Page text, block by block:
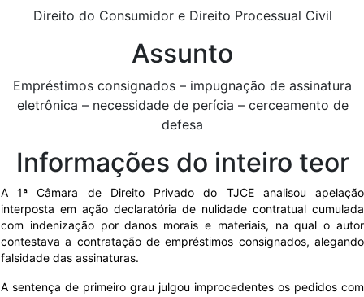
Direito do Consumidor e Direito Processual Civil
Assunto
Empréstimos consignados – impugnação de assinatura
eletrônica – necessidade de perícia – cerceamento de
defesa
Informações do inteiro teor
A 1ª Câmara de Direito Privado do TJCE analisou apelação
interposta em ação declaratória de nulidade contratual cumulada
com indenização por danos morais e materiais, na qual o autor
contestava a contratação de empréstimos consignados, alegando
falsidade das assinaturas.
A sentença de primeiro grau julgou improcedentes os pedidos com